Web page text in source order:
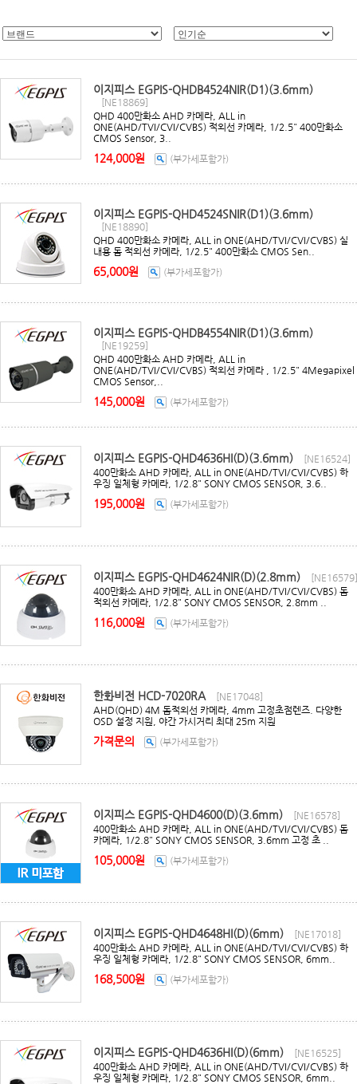
이지피스 EGPIS-QHDB4524NIR(D1)(3.6mm)
[NE18869]
QHD 400만화소 AHD 카메라, ALL in
ONE(AHD/TVI/CVI/CVBS) 적외선 카메라, 1/2.5" 400만화소
CMOS Sensor, 3..
124,000원 (부가세포함가)
이지피스 EGPIS-QHD4524SNIR(D1)(3.6mm)
[NE18890]
QHD 400만화소 카메라, ALL in ONE(AHD/TVI/CVI/CVBS) 실
내용 돔 적외선 카메라, 1/2.5" 400만화소 CMOS Sen..
65,000원 (부가세포함가)
이지피스 EGPIS-QHDB4554NIR(D1)(3.6mm)
[NE19259]
QHD 400만화소 AHD 카메라, ALL in
ONE(AHD/TVI/CVI/CVBS) 적외선 카메라 , 1/2.5" 4Megapixel
CMOS Sensor,..
145,000원 (부가세포함가)
이지피스 EGPIS-QHD4636HI(D)(3.6mm)
[NE16524]
400만화소 AHD 카메라, ALL in ONE(AHD/TVI/CVI/CVBS) 하
우징 일체형 카메라, 1/2.8" SONY CMOS SENSOR, 3.6..
195,000원 (부가세포함가)
이지피스 EGPIS-QHD4624NIR(D)(2.8mm)
[NE16579]
400만화소 AHD 카메라, ALL in ONE(AHD/TVI/CVI/CVBS) 돔
적외선 카메라, 1/2.8" SONY CMOS SENSOR, 2.8mm ..
116,000원 (부가세포함가)
한화비전 HCD-7020RA
[NE17048]
AHD(QHD) 4M 돔적외선 카메라, 4mm 고정초점렌즈. 다양한
OSD 설정 지원, 야간 가시거리 최대 25m 지원
가격문의 (부가세포함가)
이지피스 EGPIS-QHD4600(D)(3.6mm)
[NE16578]
400만화소 AHD 카메라, ALL in ONE(AHD/TVI/CVI/CVBS) 돔
카메라, 1/2.8" SONY CMOS SENSOR, 3.6mm 고정 초 ..
105,000원 (부가세포함가)
이지피스 EGPIS-QHD4648HI(D)(6mm)
[NE17018]
400만화소 AHD 카메라, ALL in ONE(AHD/TVI/CVI/CVBS) 하
우징 일체형 카메라, 1/2.8" SONY CMOS SENSOR, 6mm..
168,500원 (부가세포함가)
이지피스 EGPIS-QHD4636HI(D)(6mm)
[NE16525]
400만화소 AHD 카메라, ALL in ONE(AHD/TVI/CVI/CVBS) 하
우징 일체형 카메라, 1/2.8" SONY CMOS SENSOR, 6mm..